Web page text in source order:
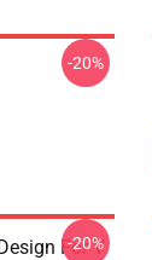
-20%
For V
-20%